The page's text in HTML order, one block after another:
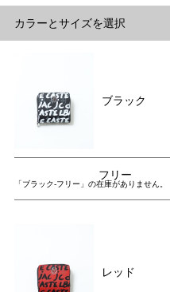
カラーとサイズを選択
ブラック
フリー
「ブラック-フリー」の在庫がありません。
レッド